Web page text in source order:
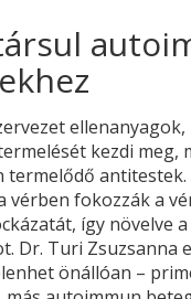
ellenanyagok,
kezdi meg,
antitestek.
vérben fokozzák a
így növelve
Dr. Turi Zsuzsanna
önállóan –